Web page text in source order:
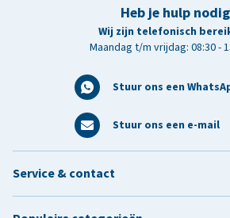
Heb je hulp
Wij zijn telefonisch
Maandag t/m vrijdag: 08:30 -
Stuur ons een
Stuur ons een e-mail
Service & contact